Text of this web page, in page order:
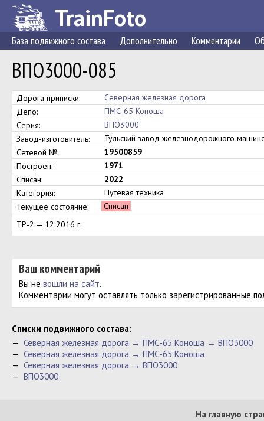
TrainFoto
База подвижного состава Дополнительно Комментарии
ВПО3000-085
Дорога приписки:
Северная железная дорога
Депо:
ПМС-65 Коноша
Серия:
ВПО3000
Завод-изготовитель:
Тульский завод железнодорожного
Сетевой №:
19500859
Построен:
1971
Списан:
2022
Категория:
Путевая техника
Текущее состояние:
Списан
ТР-2 — 12.2016 г.
Ваш комментарий
Вы не вошли на сайт.
Комментарии могут оставлять только зарегистрированные
Cписки подвижного состава:
— Северная железная дорога → ПМС-65 Коноша → ВПО3000
— Северная железная дорога → ПМС-65 Коноша
— Северная железная дорога → ВПО3000
— ВПО3000
На главную